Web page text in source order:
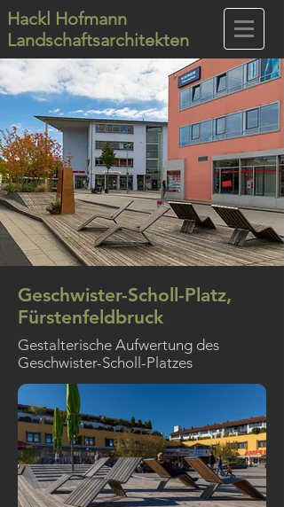
Hackl Hofmann
Landschaftsarchitekten
Geschwister-Scholl-Platz,
Fürstenfeldbruck
Gestalterische Aufwertung des
Geschwister-Scholl-Platzes